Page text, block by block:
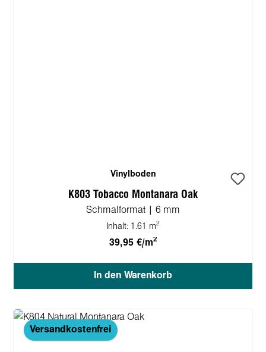
Vinylboden
K803 Tobacco Montanara Oak
Schmalformat | 6 mm
Inhalt: 1.61 m2
39,95 €/m2
In den Warenkorb
Versandkostenfrei